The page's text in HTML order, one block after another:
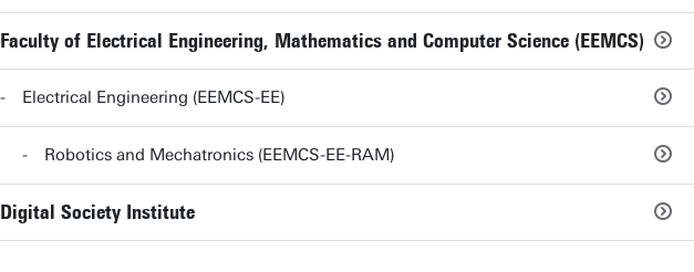
Faculty of Electrical Engineering, Mathematics and Computer Science (EEMCS)
Electrical Engineering (EEMCS-EE)
Robotics and Mechatronics (EEMCS-EE-RAM)
Digital Society Institute